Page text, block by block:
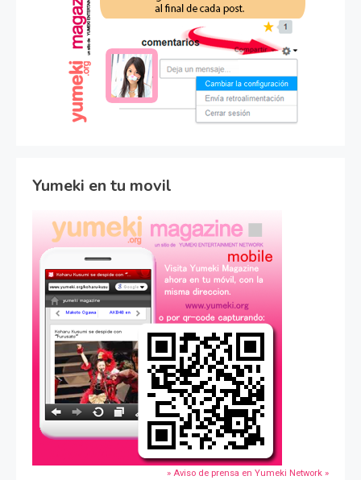
Yumeki en tu movil
» Aviso de prensa en Yumeki Network »